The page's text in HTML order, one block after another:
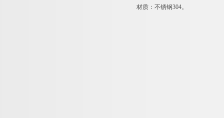
材质：不锈钢304。